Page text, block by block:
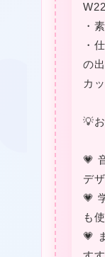
・
・
の
カ
💡
💗
デ
💗
も
💗